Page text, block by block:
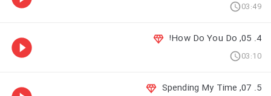
03:49
4. 05, How Do You Do!
03:10
5. 07, Spending My Time